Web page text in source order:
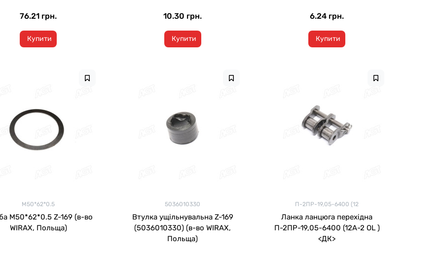
76.21 грн.
Купити
10.30 грн.
Купити
6.24 грн.
Купити
M50*62*0.5
Z-169 (в-во
WIRAX, Польща)
5036010330
Втулка ущільнувальна Z-169
(5036010330) (в-во WIRAX,
Польща)
П-2ПР-19,05-6400 (12
Ланка ланцюга перехідна
П-2ПР-19,05-6400 (12A-2 OL )
<ДК>